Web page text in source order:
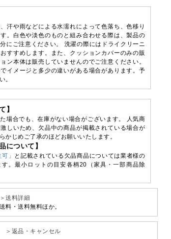
汗や雨などによる水濡れによって色落ち、色移り
。白色や淡色のものと組み合わせる際は、製品の
にご注意ください。 洗濯の際にはドライクリーニ
すすめします。また、クッションカバーのみの販
ン本体は販売していませんのでご注意ください。
イメージと多少の違いがある場合があります。予
。
】
場合でも、在庫がない場合がございます。 人気商
しいため、欠品中の商品が掲載されている場合が
かじめご了承のほどお願いいたします。
について】
」
と記載されている欠品商品については業者様の
。最小ロットの目安各柄20（家具・一部商品除
＞送料詳細
料・送料無料ほか。
＞返品・キャンセル